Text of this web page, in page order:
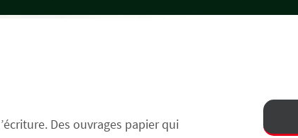
Des ouvrages papier qui